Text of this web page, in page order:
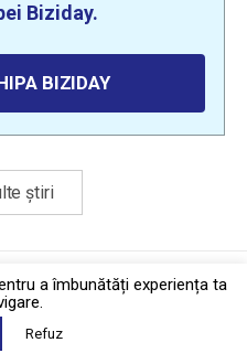
Biziday.
BIZIDAY
știri
·Contact
a îmbunătăți experiența ta
Refuz